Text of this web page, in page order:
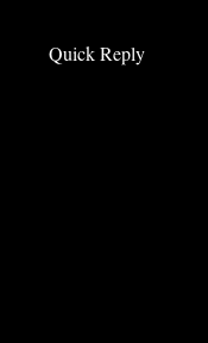
Quick Reply